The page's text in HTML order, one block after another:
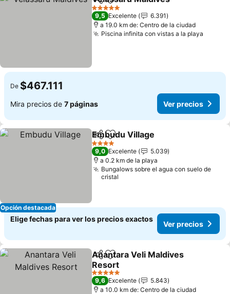
CompartirAgregar a favoritos
5 Estrellas
9,5 Excelente
6.391
a 19.0 km de: Centro de la ciudad
Piscina infinita con vistas a la playa
De $467.111
Mira precios de 7 páginas Ver precios
Opción destacada
CompartirAgregar a favoritos
Embudu Village
4 Estrellas
9,0 Excelente
5.039
a 0.2 km de la playa
Bungalows sobre el agua con suelo de
cristal
Elige fechas para ver los precios exactos
Ver precios
CompartirAgregar a favoritos
Anantara Veli Maldives
Resort
5 Estrellas
9,6 Excelente
5.843
a 10.0 km de: Centro de la ciudad